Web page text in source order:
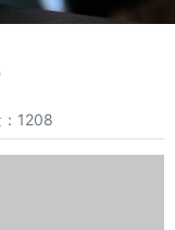
1208